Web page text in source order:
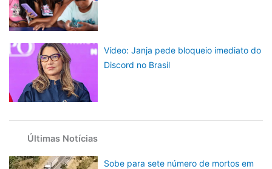
Vídeo: Janja pede bloqueio imediato do
Discord no Brasil
Últimas Notícias
Sobe para sete número de mortos em